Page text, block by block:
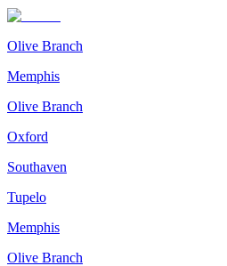
Olive Branch
Memphis
Olive Branch
Oxford
Southaven
Tupelo
Memphis
Olive Branch